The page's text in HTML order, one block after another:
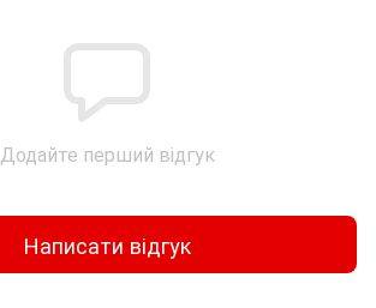
Додайте перший відгук
Написати відгук